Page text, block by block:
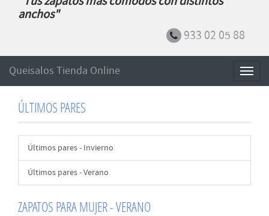
anchos"
933 02 05 88
Queisalos Tienda Online
ÚLTIMOS PARES
Últimos pares - Invierno
Últimos pares - Verano
ZAPATOS PARA MUJER - VERANO